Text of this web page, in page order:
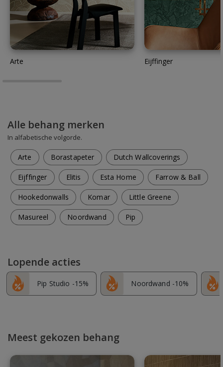
Arte Eijffinger
Alle behang merken
In alfabetische volgorde.
Arte Borastapeter Dutch Wallcoverings
Eijffinger Elitis Esta Home Farrow & Ball
Hookedonwalls Komar Little Greene
Masureel Noordwand Pip
Lopende acties
Pip Studio -15% Noordwand -10%
Meest gekozen behang